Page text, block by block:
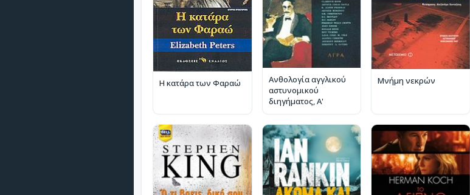
Η κατάρα των Φαραώ
Ανθολογία αγγλικού
αστυνομικού
διηγήματος, Α'
Μνήμη νεκρών